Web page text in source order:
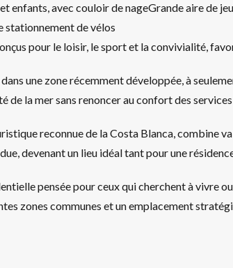
enfants, avec couloir de nageGrande aire de
stationnement de vélos
pour le loisir, le sport et la convivialité,
une zone récemment développée, à
de la mer sans renoncer au confort des
reconnue de la Costa Blanca, combine
devenant un lieu idéal tant pour une
pensée pour ceux qui cherchent à vivre
zones communes et un emplacement